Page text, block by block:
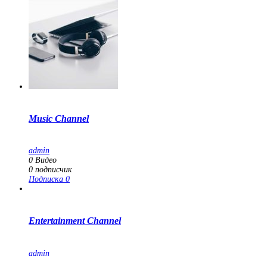
Music Channel
admin
0 Видео
0 подписчик
Подписка 0
Entertainment Channel
admin